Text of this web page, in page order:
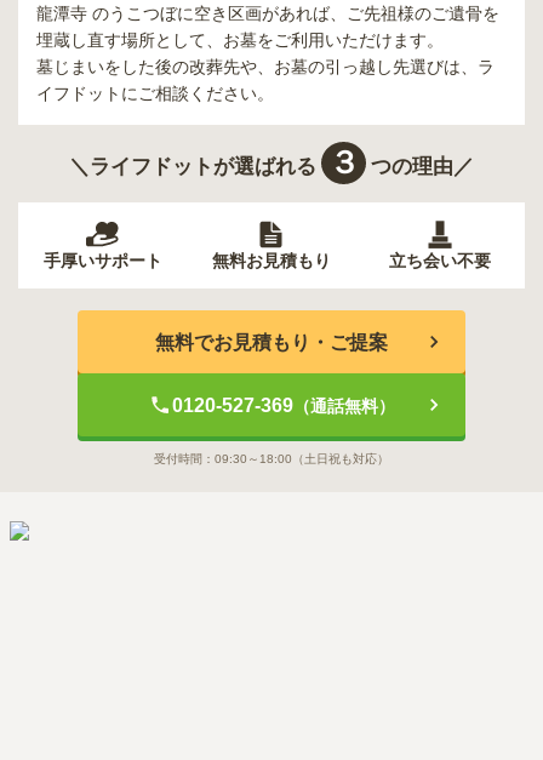
龍潭寺 のうこつぼに空き区画があれば、ご先祖様のご遺骨を
埋蔵し直す場所として、お墓をご利用いただけます。
墓じまいをした後の改葬先や、お墓の引っ越し先選びは、ラ
イフドットにご相談ください。
＼ライフドットが選ばれる ３ つの理由／
手厚いサポート 無料お見積もり 立ち会い不要
無料でお見積もり・ご提案
0120-527-369（通話無料）
受付時間： 09:30～18:00 （土日祝も対応）